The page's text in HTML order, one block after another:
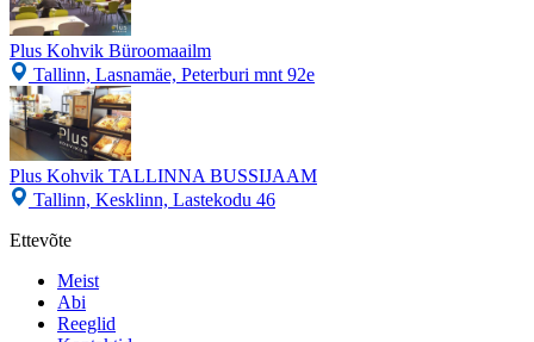
Plus Kohvik Büroomaailm
Tallinn, Lasnamäe, Peterburi mnt 92e
Plus Kohvik TALLINNA BUSSIJAAM
Tallinn, Kesklinn, Lastekodu 46
Ettevõte
Meist
Abi
Reeglid